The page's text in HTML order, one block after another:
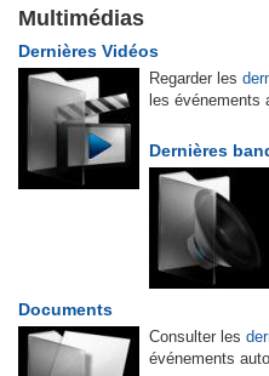
Multimédias
Dernières Vidéos
Regarder les
les événements
Dernières
Documents
Consulter les
événements